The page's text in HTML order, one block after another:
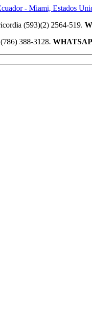
(593)(2) 2564-519.
(786) 388-3128.